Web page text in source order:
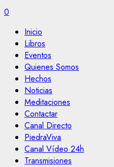
0
Inicio
Libros
Eventos
Quienes Somos
Hechos
Noticias
Meditaciones
Contactar
Canal Directo
PiedraViva
Canal Vídeo 24h
Transmisiones